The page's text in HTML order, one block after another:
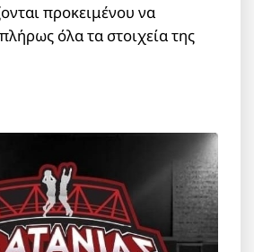
προκειμένου να
όλα τα στοιχεία της